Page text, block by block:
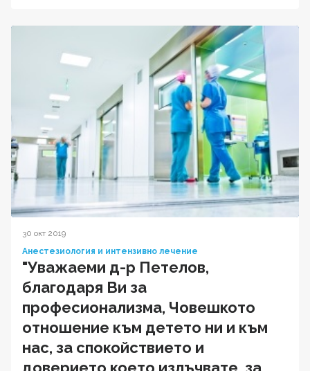
30 окт 2019
Анестезиология и интензивно лечение
"Уважаеми д-р Петелов,
благодаря Ви за
професионализма, Човешкото
отношение към детето ни и към
нас, за спокойствието и